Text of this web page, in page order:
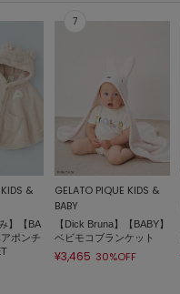
&
】【BA
ポンチ
GELATO PIQUE KIDS &
BABY
【Dick Bruna】【BABY】
ベビモコブランケット
¥3,465 30%OFF